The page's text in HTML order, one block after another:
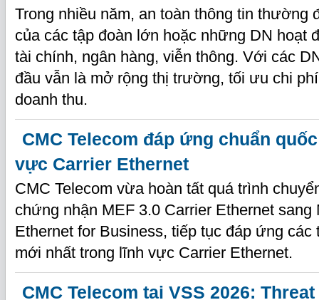
Trong nhiều năm, an toàn thông tin thường
của các tập đoàn lớn hoặc những DN hoạt
tài chính, ngân hàng, viễn thông. Với các
đầu vẫn là mở rộng thị trường, tối ưu chi
doanh thu.
CMC Telecom đáp ứng chuẩn
vực Carrier Ethernet
CMC Telecom vừa hoàn tất quá trình
chứng nhận MEF 3.0 Carrier Ethernet sang
Ethernet for Business, tiếp tục đáp ứng các
mới nhất trong lĩnh vực Carrier Ethernet.
CMC Telecom tại VSS 2026: